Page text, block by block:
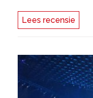
Lees recensie